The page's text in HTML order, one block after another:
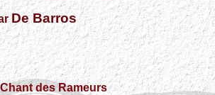
De Barros
des Rameurs